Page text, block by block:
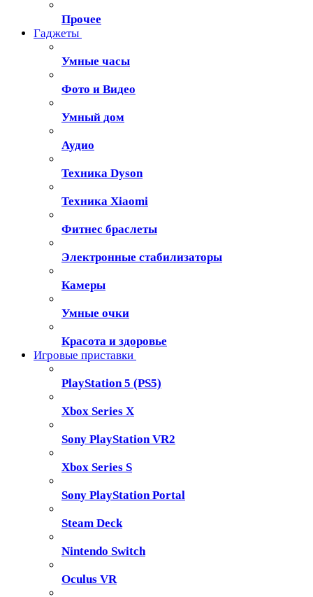
Прочее
Гаджеты
Умные часы
Фото и Видео
Умный дом
Аудио
Техника Dyson
Техника Xiaomi
Фитнес браслеты
Электронные стабилизаторы
Камеры
Умные очки
Красота и здоровье
Игровые приставки
PlayStation 5 (PS5)
Xbox Series X
Sony PlayStation VR2
Xbox Series S
Sony PlayStation Portal
Steam Deck
Nintendo Switch
Oculus VR